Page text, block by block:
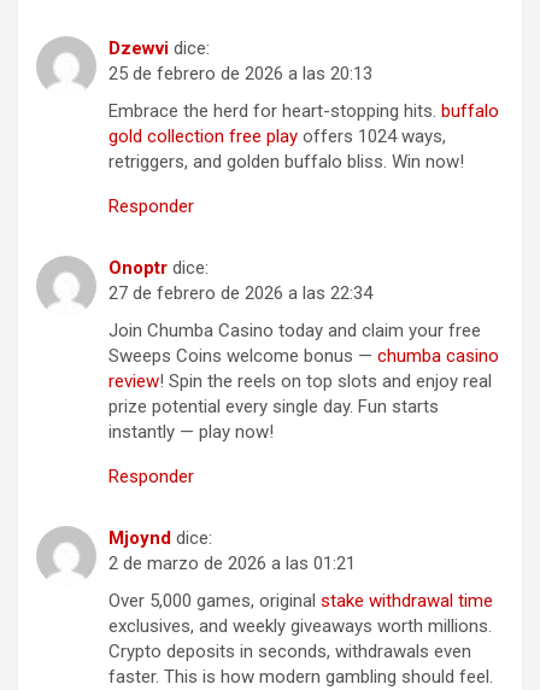
Dzewvi dice:
25 de febrero de 2026 a las 20:13
Embrace the herd for heart-stopping hits. buffalo
gold collection free play offers 1024 ways,
retriggers, and golden buffalo bliss. Win now!
Responder
Onoptr dice:
27 de febrero de 2026 a las 22:34
Join Chumba Casino today and claim your free
Sweeps Coins welcome bonus — chumba casino
review! Spin the reels on top slots and enjoy real
prize potential every single day. Fun starts
instantly — play now!
Responder
Mjoynd dice:
2 de marzo de 2026 a las 01:21
Over 5,000 games, original stake withdrawal time
exclusives, and weekly giveaways worth millions.
Crypto deposits in seconds, withdrawals even
faster. This is how modern gambling should feel.